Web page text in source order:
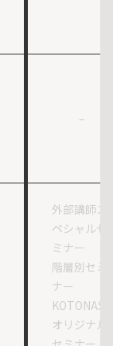
–
外部講師ス
ペシャルセ
ミナー
階層別セミ
ナー
KOTONASU
オリジナル